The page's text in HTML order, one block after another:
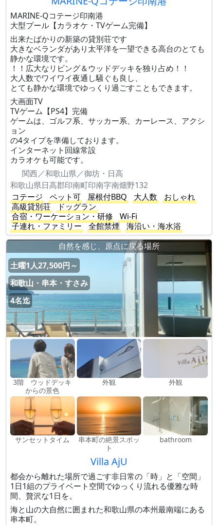
MARINE-Qコテージ印南港
大型プール【カラオケ・TVゲーム完備】
出来たばかりの新築の貸別荘です
大きなベランダがあり太平洋を一望できる高台のとても
静かな環境です。
！！広大なリビング＆ウッドデッキを独り占め！！
大人数でワイワイ夜通し騒ぐも良し、
とても静かな環境でゆっくり過ごすこともできます。
大画面TV
TVゲーム【PS4】完備
ゲームは、ゴルフ系、サッカー系、カーレース、アクシ
ョン
の4タイプを準備しております。
インターネット回線常設
カラオケも可能です。
関西／和歌山県／御坊・日高
和歌山県日高郡印南町印南字南畑野132
コテージ
ペット可 屋根付BBQ 大人数
おしゃれ
高級貸別荘
ドッグラン
合宿・ワーケーション・研修
Wi-Fi
子連れ・ファミリー
全館禁煙
海沿い・海水浴
​自然を感じ、原点に戻る場所
土曜1人27,500円～
和歌山・串本・すさみ
4名迄
3階 ウッドデッキ
からの景色
外観 外観
サンセットタイム
串本町の絶景スポッ
ト
bathroom
Villa AjU
都会から離れた場所で過ごす非日常の「時」と「空間」
1日1組のプライベート空間でゆっくり流れる優雅な時
間、贅沢な1日を。
海と山の大自然に囲まれた​和歌山県の本州最南端にある
串本町。